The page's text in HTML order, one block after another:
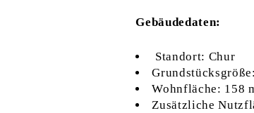
Gebäudedaten:
Standort: Chur
Wohnfläche: 158
Zusätzliche